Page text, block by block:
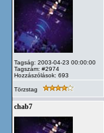
Tagság: 2003-04-23 00:00:00
Tagszám: #2974
Hozzászólások: 693
Törzstag
chab7